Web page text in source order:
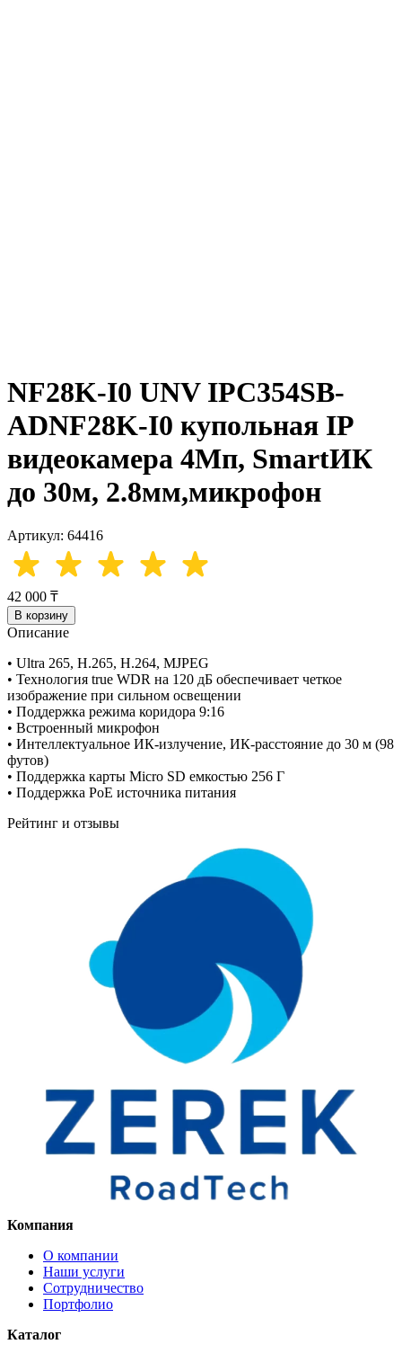
NF28K-I0 UNV IPC354SB-
ADNF28K-I0 купольная IP
видеокамера 4Мп, SmartИК
до 30м, 2.8мм,микрофон
Артикул: 64416
42 000 ₸
В корзину
Описание
• Ultra 265, H.265, H.264, MJPEG
• Технология true WDR на 120 дБ обеспечивает четкое
изображение при сильном освещении
• Поддержка режима коридора 9:16
• Встроенный микрофон
• Интеллектуальное ИК-излучение, ИК-расстояние до 30 м (98
футов)
• Поддержка карты Micro SD емкостью 256 Г
• Поддержка PoE источника питания
Рейтинг и отзывы
Компания
О компании
Наши услуги
Сотрудничество
Портфолио
Каталог